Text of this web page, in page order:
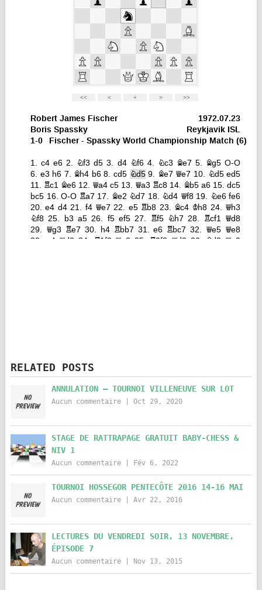
RELATED POSTS
ANNULATION – TOURNOI VILLENEUVE SUR LOT
Aucun commentaire| Oct 29, 2020
STAGE DE RATTRAPAGE GRATUIT BABY-CHESS &
NIV 1
Aucun commentaire| Fév 6, 2022
TOURNOI HOSSEGOR PENTECÔTE 2016 14-16 MAI
Aucun commentaire| Avr 22, 2016
LECTURES DU VENDREDI SOIR, 13 NOVEMBRE,
ÉPISODE 7
Aucun commentaire| Nov 13, 2015